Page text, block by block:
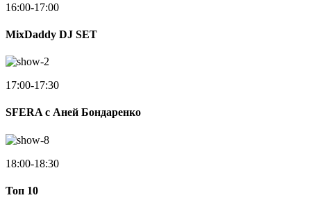
16:00-17:00
MixDaddy DJ SET
17:00-17:30
SFERA с Аней Бондаренко
18:00-18:30
Toп 10